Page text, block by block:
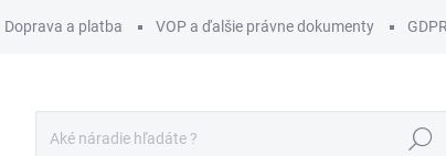
Doprava a platba VOP a ďalšie právne dokumenty GDPR
Hľadať